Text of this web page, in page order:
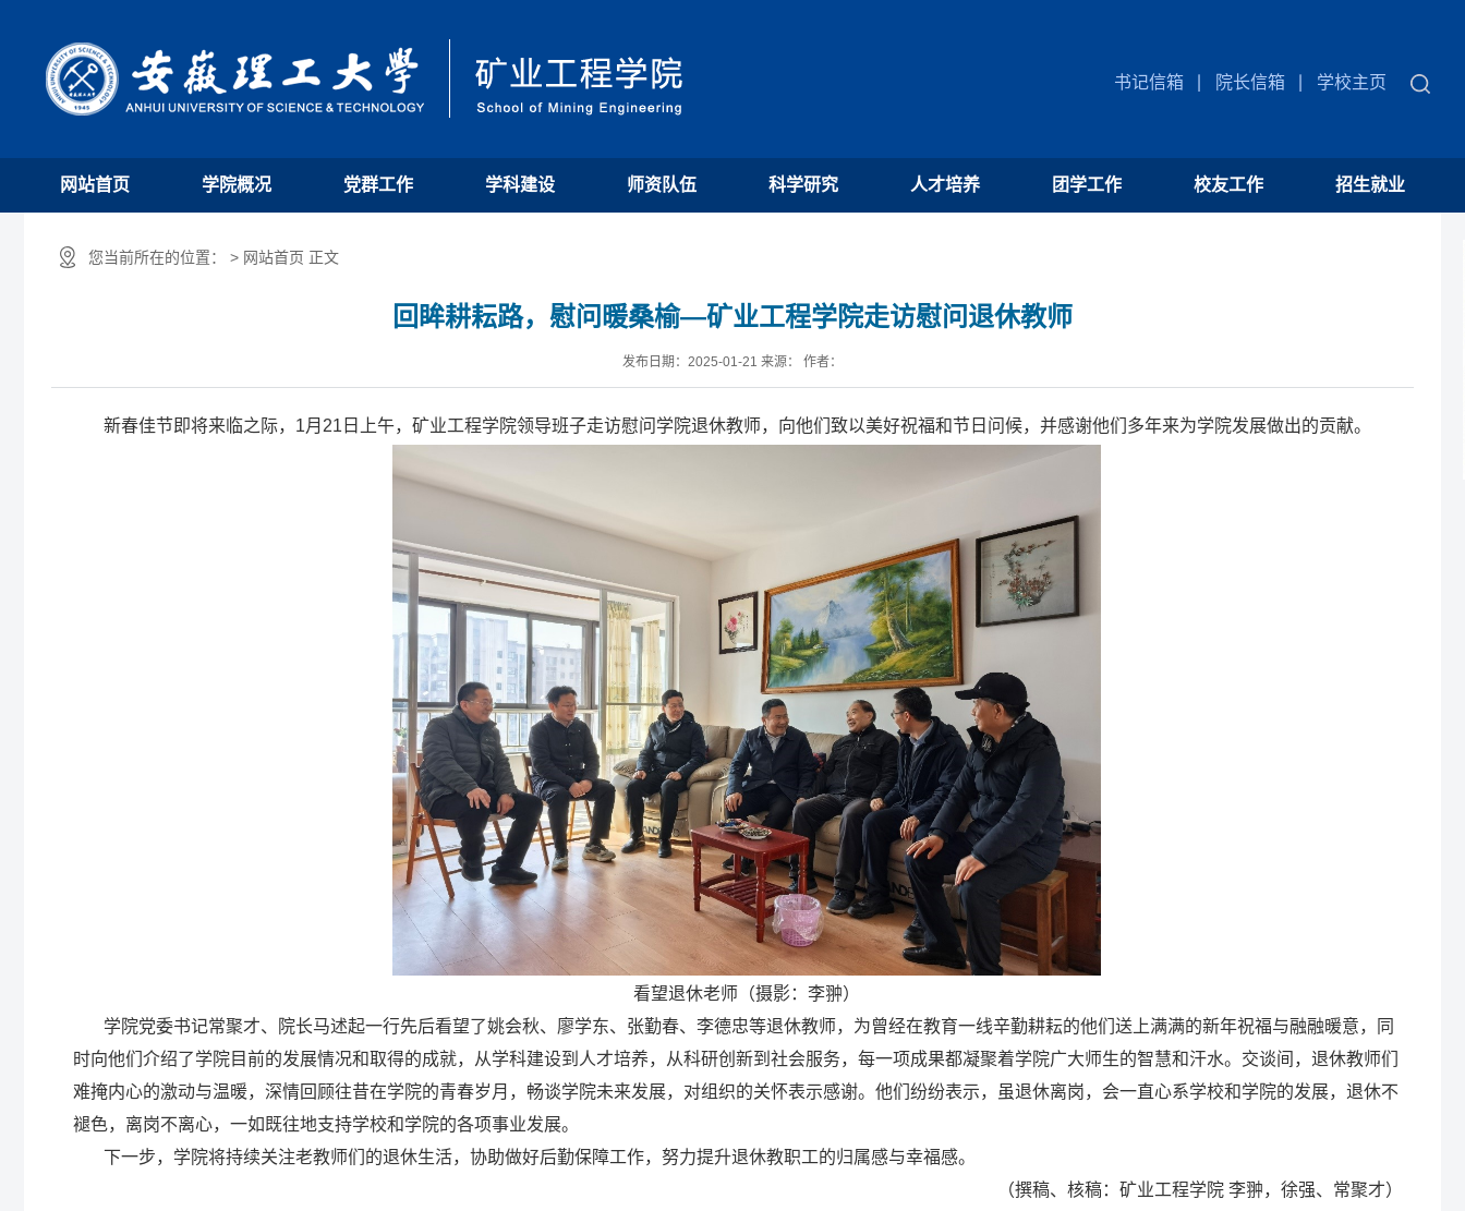
书记信箱 院长信箱 学校主页
网站首页 学院概况 党群工作 学科建设 师资队伍 科学研究 人才培养 团学工作 校友工作 招生就业
您当前所在的位置： > 网站首页 正文
回眸耕耘路，慰问暖桑榆—矿业工程学院走访慰问退休教师
发布日期：2025-01-21 来源： 作者：
新春佳节即将来临之际，1月21日上午，矿业工程学院领导班子走访慰问学院退休教师，向他们致以美好祝福和节日问候，并感谢他们多年来为学院发展做出的贡献。
看望退休老师（摄影：李翀）
学院党委书记常聚才、院长马述起一行先后看望了姚会秋、廖学东、张勤春、李德忠等退休教师，为曾经在教育一线辛勤耕耘的他们送上满满的新年祝福与融融暖意，同
时向他们介绍了学院目前的发展情况和取得的成就，从学科建设到人才培养，从科研创新到社会服务，每一项成果都凝聚着学院广大师生的智慧和汗水。交谈间，退休教师们
难掩内心的激动与温暖，深情回顾往昔在学院的青春岁月，畅谈学院未来发展，对组织的关怀表示感谢。他们纷纷表示，虽退休离岗，会一直心系学校和学院的发展，退休不
褪色，离岗不离心，一如既往地支持学校和学院的各项事业发展。
下一步，学院将持续关注老教师们的退休生活，协助做好后勤保障工作，努力提升退休教职工的归属感与幸福感。
（撰稿、核稿：矿业工程学院 李翀，徐强、常聚才）